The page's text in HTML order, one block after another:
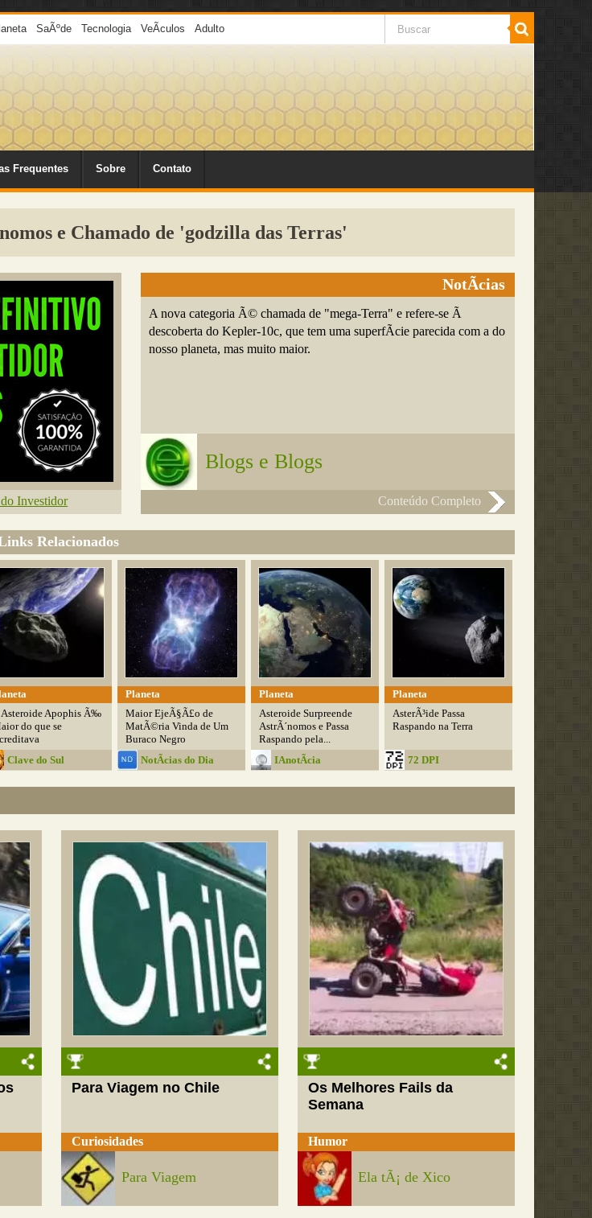
SaÃºde Tecnologia VeÃ­culos Adulto
Frequentes Sobre Contato
e Chamado de 'godzilla das Terras'
Investidor
NotÃ­cias
A nova categoria Ã© chamada de "mega-Terra" e refere-se Ã
descoberta do Kepler-10c, que tem uma superfÃ­cie parecida com a do
nosso planeta, mas muito maior.
Blogs e Blogs
Conteúdo Completo
Relacionados
Asteroide Apophis Ã‰
do que se
Clave do Sul
Planeta
Maior EjeÃ§Ã£o de
MatÃ©ria Vinda de Um
Buraco Negro
NotÃ­cias do Dia
Planeta
Asteroide Surpreende
AstrÃ´nomos e Passa
Raspando pela...
IAnotÃ­cia
Planeta
AsterÃ³ide Passa
Raspando na Terra
72 DPI
Para Viagem no Chile
Curiosidades
Para Viagem
Os Melhores Fails da
Semana
Humor
Ela tÃ¡ de Xico